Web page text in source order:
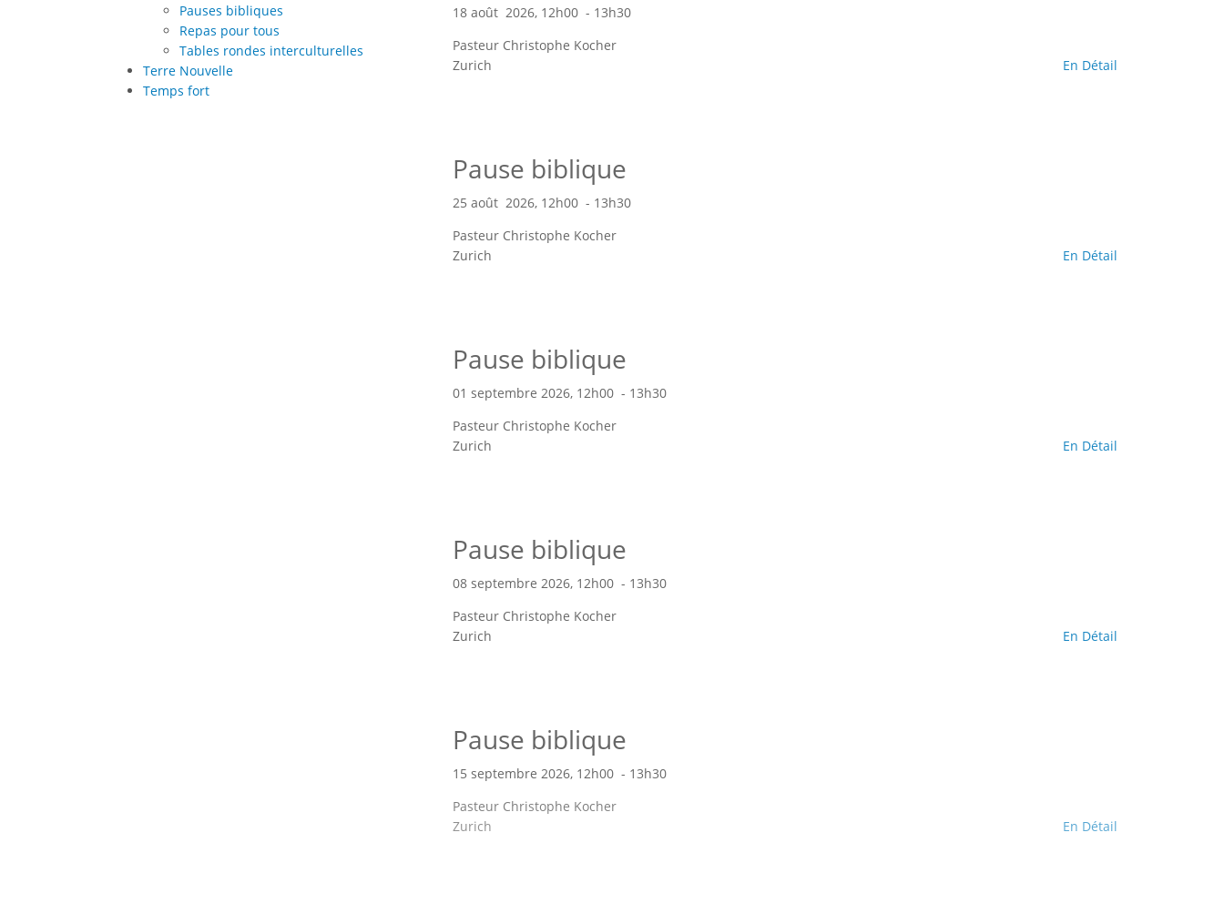
18 août 2026, 12h00 - 13h30
Pasteur Christophe Kocher
Zurich
En Détail
Pause biblique
25 août 2026, 12h00 - 13h30
Pasteur Christophe Kocher
Zurich
En Détail
Pause biblique
01 septembre 2026, 12h00 - 13h30
Pasteur Christophe Kocher
Zurich
En Détail
Pause biblique
08 septembre 2026, 12h00 - 13h30
Pasteur Christophe Kocher
Zurich
En Détail
Pause biblique
15 septembre 2026, 12h00 - 13h30
Pasteur Christophe Kocher
Zurich
En Détail
Pauses bibliques
Repas pour tous
Tables rondes interculturelles
Terre Nouvelle
Temps fort